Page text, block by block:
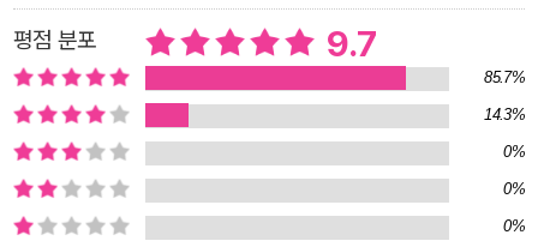
고, 흔한 것 같은데 드물고, 오래된 것 같은데 새롭다.”(이안) 평
범한 일상 속 한 장면을 소재로 끌어오면서도, 그 장면에서 주목
받지 못할 법한 것에 눈길을 두기 때문이다. 짜장면을 먹은 아이
의 콧잔등에 생긴 “짜장 점 일곱 개”(「짜장요일」), 세수를 하고 난
아이가 “씻겨 준” 비누(「세수」) 같은 것들. 도끼로 나무를 패는 장
면에서도, 시인은 도끼도 나무도 아닌 ‘모탕’(나무를 팰 때 밑에
받쳐 놓는 나무토막)의 목소리를 끄집어내어 들려준다. 초등학교
평점 분포 9.7
85.7%
14.3%
0%
0%
0%